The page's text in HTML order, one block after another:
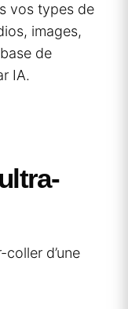
vos types de
images,
de
IA.
d’une